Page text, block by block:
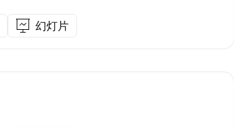
幻灯片